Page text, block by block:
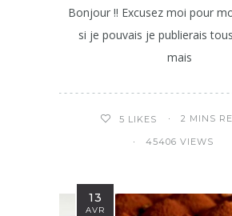
Bonjour !! Excusez moi pour
si je pouvais je publierais
mais
5 LIKES 2 MINS
45406 VIEWS
13
AVR